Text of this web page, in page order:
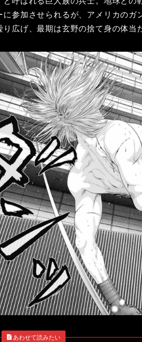
に参加させられるが、アメリカのガ
り広げ、最期は玄野の捨て身の体当
あわせて読みたい